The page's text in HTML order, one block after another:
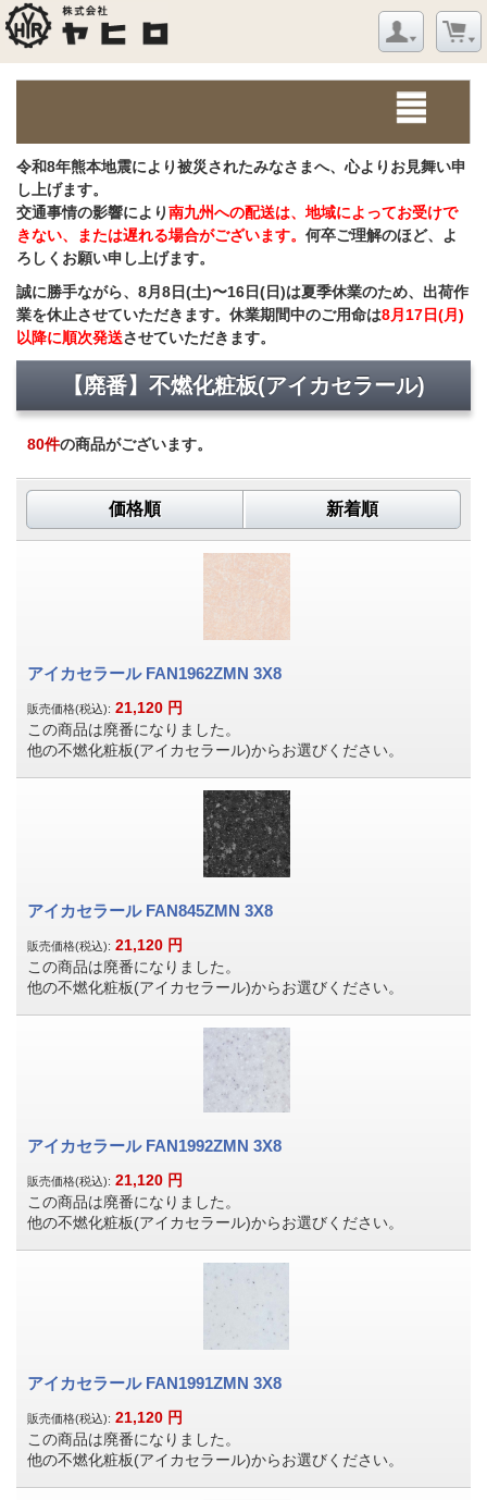
令和8年熊本地震により被災されたみなさまへ、心よりお見舞い申
し上げます。
交通事情の影響により南九州への配送は、地域によってお受けで
きない、または遅れる場合がございます。 何卒ご理解のほど、よ
ろしくお願い申し上げます。
誠に勝手ながら、8月8日(土)〜16日(日)は夏季休業のため、出荷作
業を休止させていただきます。休業期間中のご用命は8月17日(月)
以降に順次発送させていただきます。
【廃番】不燃化粧板(アイカセラール)
80件の商品がございます。
価格順 新着順
アイカセラール FAN1962ZMN 3X8
販売価格(税込): 21,120 円
この商品は廃番になりました。
他の不燃化粧板(アイカセラール)からお選びください。
アイカセラール FAN845ZMN 3X8
販売価格(税込): 21,120 円
この商品は廃番になりました。
他の不燃化粧板(アイカセラール)からお選びください。
アイカセラール FAN1992ZMN 3X8
販売価格(税込): 21,120 円
この商品は廃番になりました。
他の不燃化粧板(アイカセラール)からお選びください。
アイカセラール FAN1991ZMN 3X8
販売価格(税込): 21,120 円
この商品は廃番になりました。
他の不燃化粧板(アイカセラール)からお選びください。